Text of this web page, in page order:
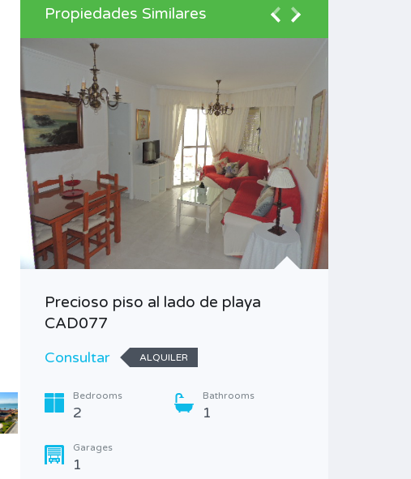
Propiedades Similares
Precioso piso al lado de playa
CAD077
Consultar
ALQUILER
Bedrooms
2
Bathrooms
1
Garages
1